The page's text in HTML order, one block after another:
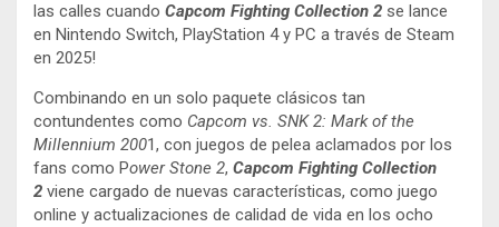
las calles cuando Capcom Fighting Collection 2 se lance
en Nintendo Switch, PlayStation 4 y PC a través de Steam
en 2025!
Combinando en un solo paquete clásicos tan
contundentes como Capcom vs. SNK 2: Mark of the
Millennium 2001, con juegos de pelea aclamados por los
fans como Power Stone 2, Capcom Fighting Collection
2 viene cargado de nuevas características, como juego
online y actualizaciones de calidad de vida en los ocho